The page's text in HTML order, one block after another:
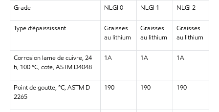
Grade NLGI 0 NLGI 1 NLGI 2
Type d’épaississant
Graisses
au lithium
Graisses
au lithium
Graisses
au lithium
Corrosion lame de cuivre, 24
h, 100 °C, cote, ASTM D4048
1A 1A 1A
Point de goutte, °C, ASTM D
2265
190 190 190